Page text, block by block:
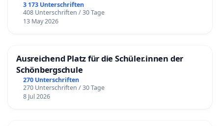
3 173 Unterschriften
408 Unterschriften / 30 Tage
13 May 2026
Ausreichend Platz für die Schüler.innen der
Schönbergschule
270 Unterschriften
270 Unterschriften / 30 Tage
8 Jul 2026